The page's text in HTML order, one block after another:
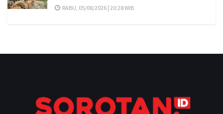
RABU, 05/08/2026 | 20:28 WIB